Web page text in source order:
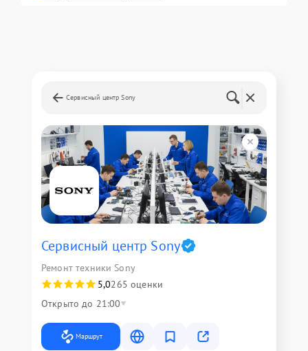
Сервисный центр Sony
Сервисный центр Sony
Ремонт техники Sony
5,0265 оценки
Открыто до 21:00
Маршрут